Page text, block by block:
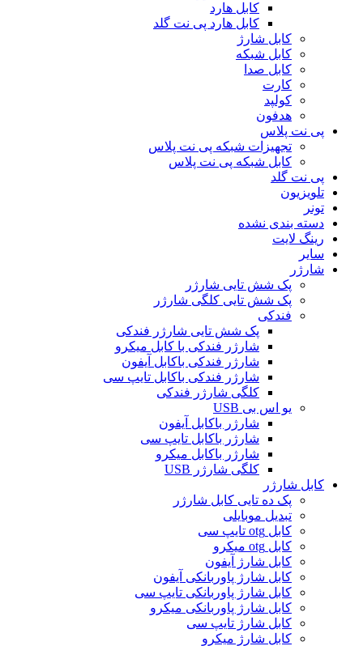
کابل هارد
کابل هارد پی نت گلد
کابل شارژ
کابل شبکه
کابل صدا
کارت
کولپد
هدفون
پی نت پلاس
تجهیزات شبکه پی نت پلاس
کابل شبکه پی نت پلاس
پی نت گلد
تلویزیون
تونر
دسته بندی نشده
رینگ لایت
سایر
شارژر
پک شش تایی شارژر
پک شش تایی کلگی شارژر
فندکی
پک شش تایی شارژر فندکی
شارژر فندکی با کابل میکرو
شارژر فندکی باکابل آیفون
شارژر فندکی باکابل تایپ سی
کلگی شارژر فندکی
یو اس بی USB
شارژر باکابل آیفون
شارژر باکابل تایپ سی
شارژر باکابل میکرو
کلگی شارژر USB
کابل شارژر
پک ده تایی کابل شارژر
تبدیل موبایلی
کابل otg تایپ سی
کابل otg میکرو
کابل شارژ آیفون
کابل شارژ پاوربانکی آیفون
کابل شارژ پاوربانکی تایپ سی
کابل شارژ پاوربانکی میکرو
کابل شارژ تایپ سی
کابل شارژ میکرو